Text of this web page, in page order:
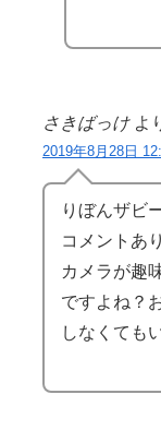
さきばっけ よ
2019年8月28日
りぼんザビ
コメントあ
カメラが趣
ですよね？
しなくても